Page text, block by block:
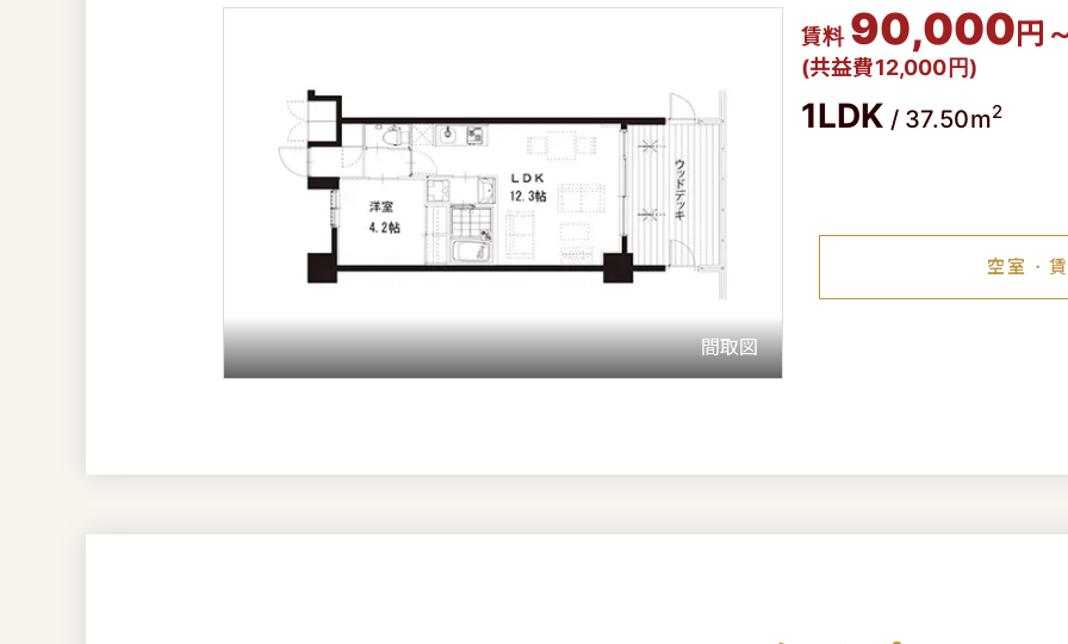
賃料 90,000円
(共益費12,000円)
1LDK / 37.50m2
空室・